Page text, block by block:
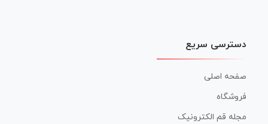
دسترسی سریع
صفحه اصلی
فروشگاه
مجله قم الکترونیک